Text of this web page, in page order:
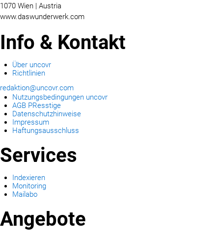
1070 Wien | Austria
www.daswunderwerk.com
Info & Kontakt
Über uncovr
Richtlinien
redaktion@uncovr.com
Nutzungsbedingungen uncovr
AGB PResstige
Datenschutzhinweise
Impressum
Haftungsausschluss
Services
Indexieren
Monitoring
Mailabo
Angebote